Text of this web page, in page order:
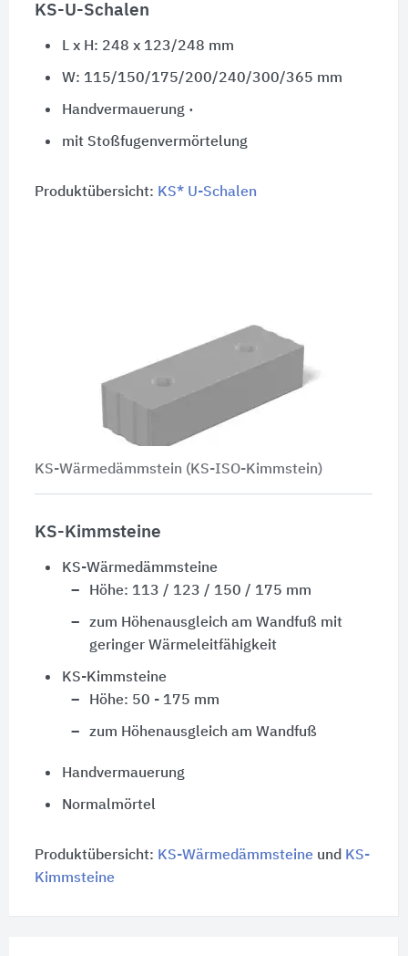
KS-U-Schalen
L x H: 248 x 123/248 mm
W: 115/150/175/200/240/300/365 mm
Handvermauerung ·
mit Stoßfugenvermörtelung
Produktübersicht: KS* U-Schalen
KS-Wärmedämmstein (KS-ISO-Kimmstein)
KS-Kimmsteine
KS-Wärmedämmsteine
Höhe: 113 / 123 / 150 / 175 mm
zum Höhenausgleich am Wandfuß mit
geringer Wärmeleitfähigkeit
KS-Kimmsteine
Höhe: 50 - 175 mm
zum Höhenausgleich am Wandfuß
Handvermauerung
Normalmörtel
Produktübersicht: KS-Wärmedämmsteineund KS-
Kimmsteine